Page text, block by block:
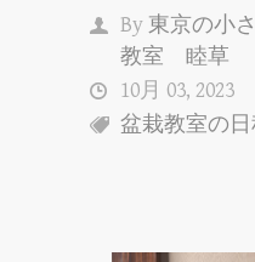
By 東京の小
教室 睦草
10月 03, 2023
盆栽教室の日